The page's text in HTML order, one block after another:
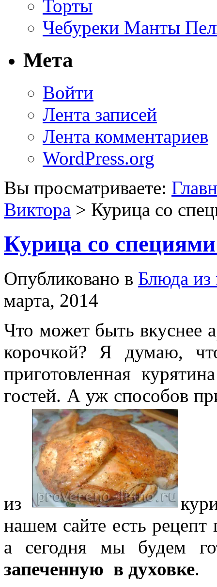
Торты
Чебуреки Манты
Мета
Войти
Лента записей
Лента комментариев
WordPress.org
Вы просматриваете:
Виктора > Курица со
Курица со
Опубликовано в Блюда из
марта, 2014
Что может быть вкуснее
корочкой? Я думаю,
приготовленная
гостей. А уж способов
из
нашем сайте есть рецепт
а сегодня мы будем
запеченную в духовке.